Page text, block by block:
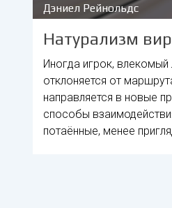
Дэниел Рейнольдс
Натурализм
Иногда игрок,
отклоняется от
направляется в новые
способы
потаённые, менее